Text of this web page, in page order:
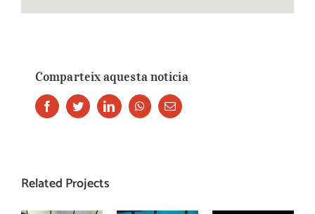
Comparteix aquesta noticia
FacebookTwitterLinkedInWhatsappEmail
Related Projects